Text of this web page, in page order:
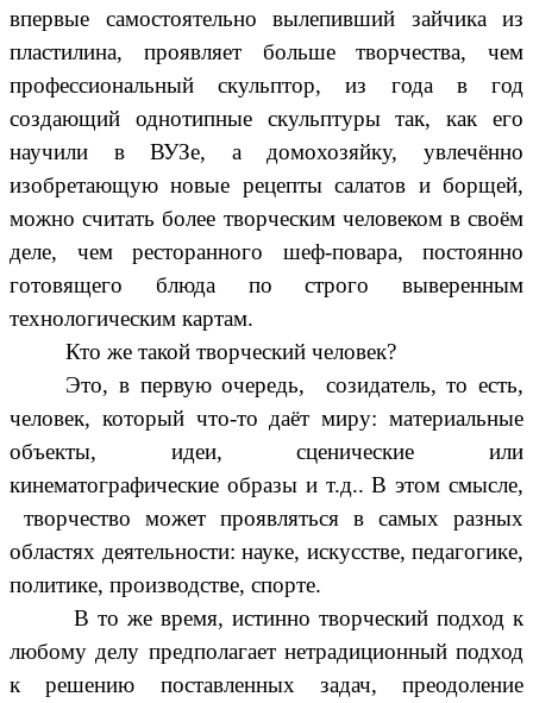
впервые самостоятельно вылепивший зайчика из
пластилина, проявляет больше творчества, чем
профессиональный скульптор, из года в год
создающий однотипные скульптуры так, как его
научили в ВУЗе, а домохозяйку, увлечённо
изобретающую новые рецепты салатов и борщей,
можно считать более творческим человеком в своём
деле, чем ресторанного шеф-повара, постоянно
готовящего блюда по строго выверенным
технологическим картам.
Кто же такой творческий человек?
Это, в первую очередь, созидатель, то есть,
человек, который что-то даёт миру: материальные
объекты, идеи, сценические или
кинематографические образы и т.д.. В этом смысле,
творчество может проявляться в самых разных
областях деятельности: науке, искусстве, педагогике,
политике, производстве, спорте.
В то же время, истинно творческий подход к
любому делу предполагает нетрадиционный подход
к решению поставленных задач, преодоление